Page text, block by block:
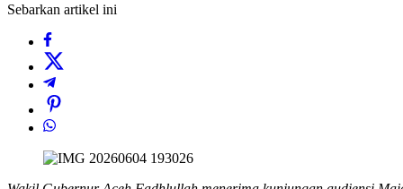
Sebarkan artikel ini